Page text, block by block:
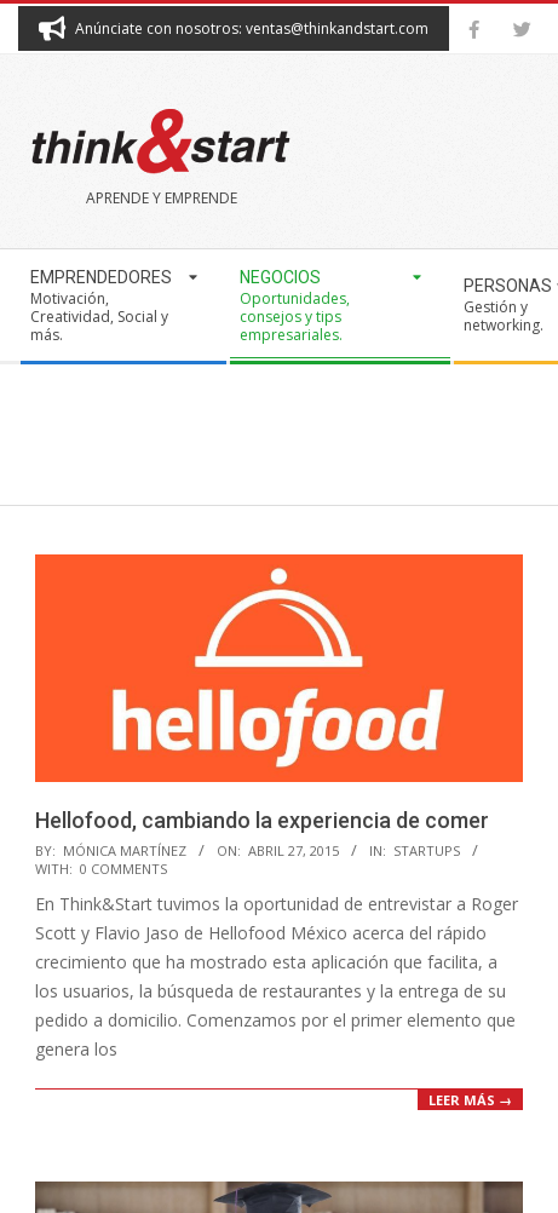
Anúnciate con nosotros: ventas@thinkandstart.com
THINK&START
APRENDE Y EMPRENDE
Navigation
Menu
EMPRENDEDORES
Motivación,
Creatividad, Social y
más.
NEGOCIOS
Oportunidades,
consejos y tips
empresariales.
PERSONAS
Gestión y
networking.
Hellofood, cambiando la experiencia de comer
2015-
04-
27
BY: MÓNICA MARTÍNEZ ON: ABRIL 27, 2015 IN: STARTUPS
WITH: 0 COMMENTS
En Think&Start tuvimos la oportunidad de entrevistar a Roger
Scott y Flavio Jaso de Hellofood México acerca del rápido
crecimiento que ha mostrado esta aplicación que facilita, a
los usuarios, la búsqueda de restaurantes y la entrega de su
pedido a domicilio. Comenzamos por el primer elemento que
genera los
LEER MÁS →